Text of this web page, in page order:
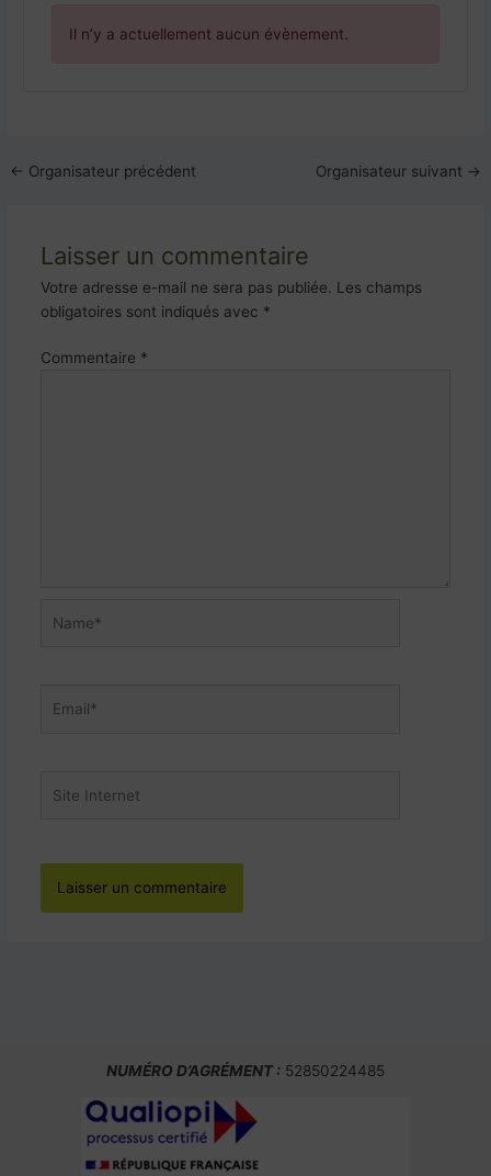
Il n’y a actuellement aucun évènement.
← Organisateur précédent Organisateur suivant →
Laisser un commentaire
Votre adresse e-mail ne sera pas publiée. Les champs
obligatoires sont indiqués avec *
Commentaire *
Internet
NUMÉRO D’AGRÉMENT : 52850224485